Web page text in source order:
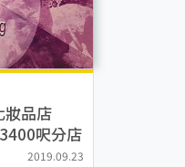
妝品店
呎分店
2019.09.23